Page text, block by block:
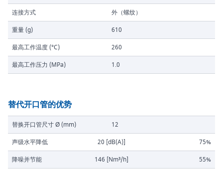
连接方式
外（螺纹）
重量 (g)
610
最高工作温度 (°C)
260
最高工作压力 (MPa)
1.0
替代开口管的优势
替换开口管尺寸 Ø (mm)
12
声级水平降低
20 [dB(A)]
75%
降噪并节能
146 [Nm³/h] 55%